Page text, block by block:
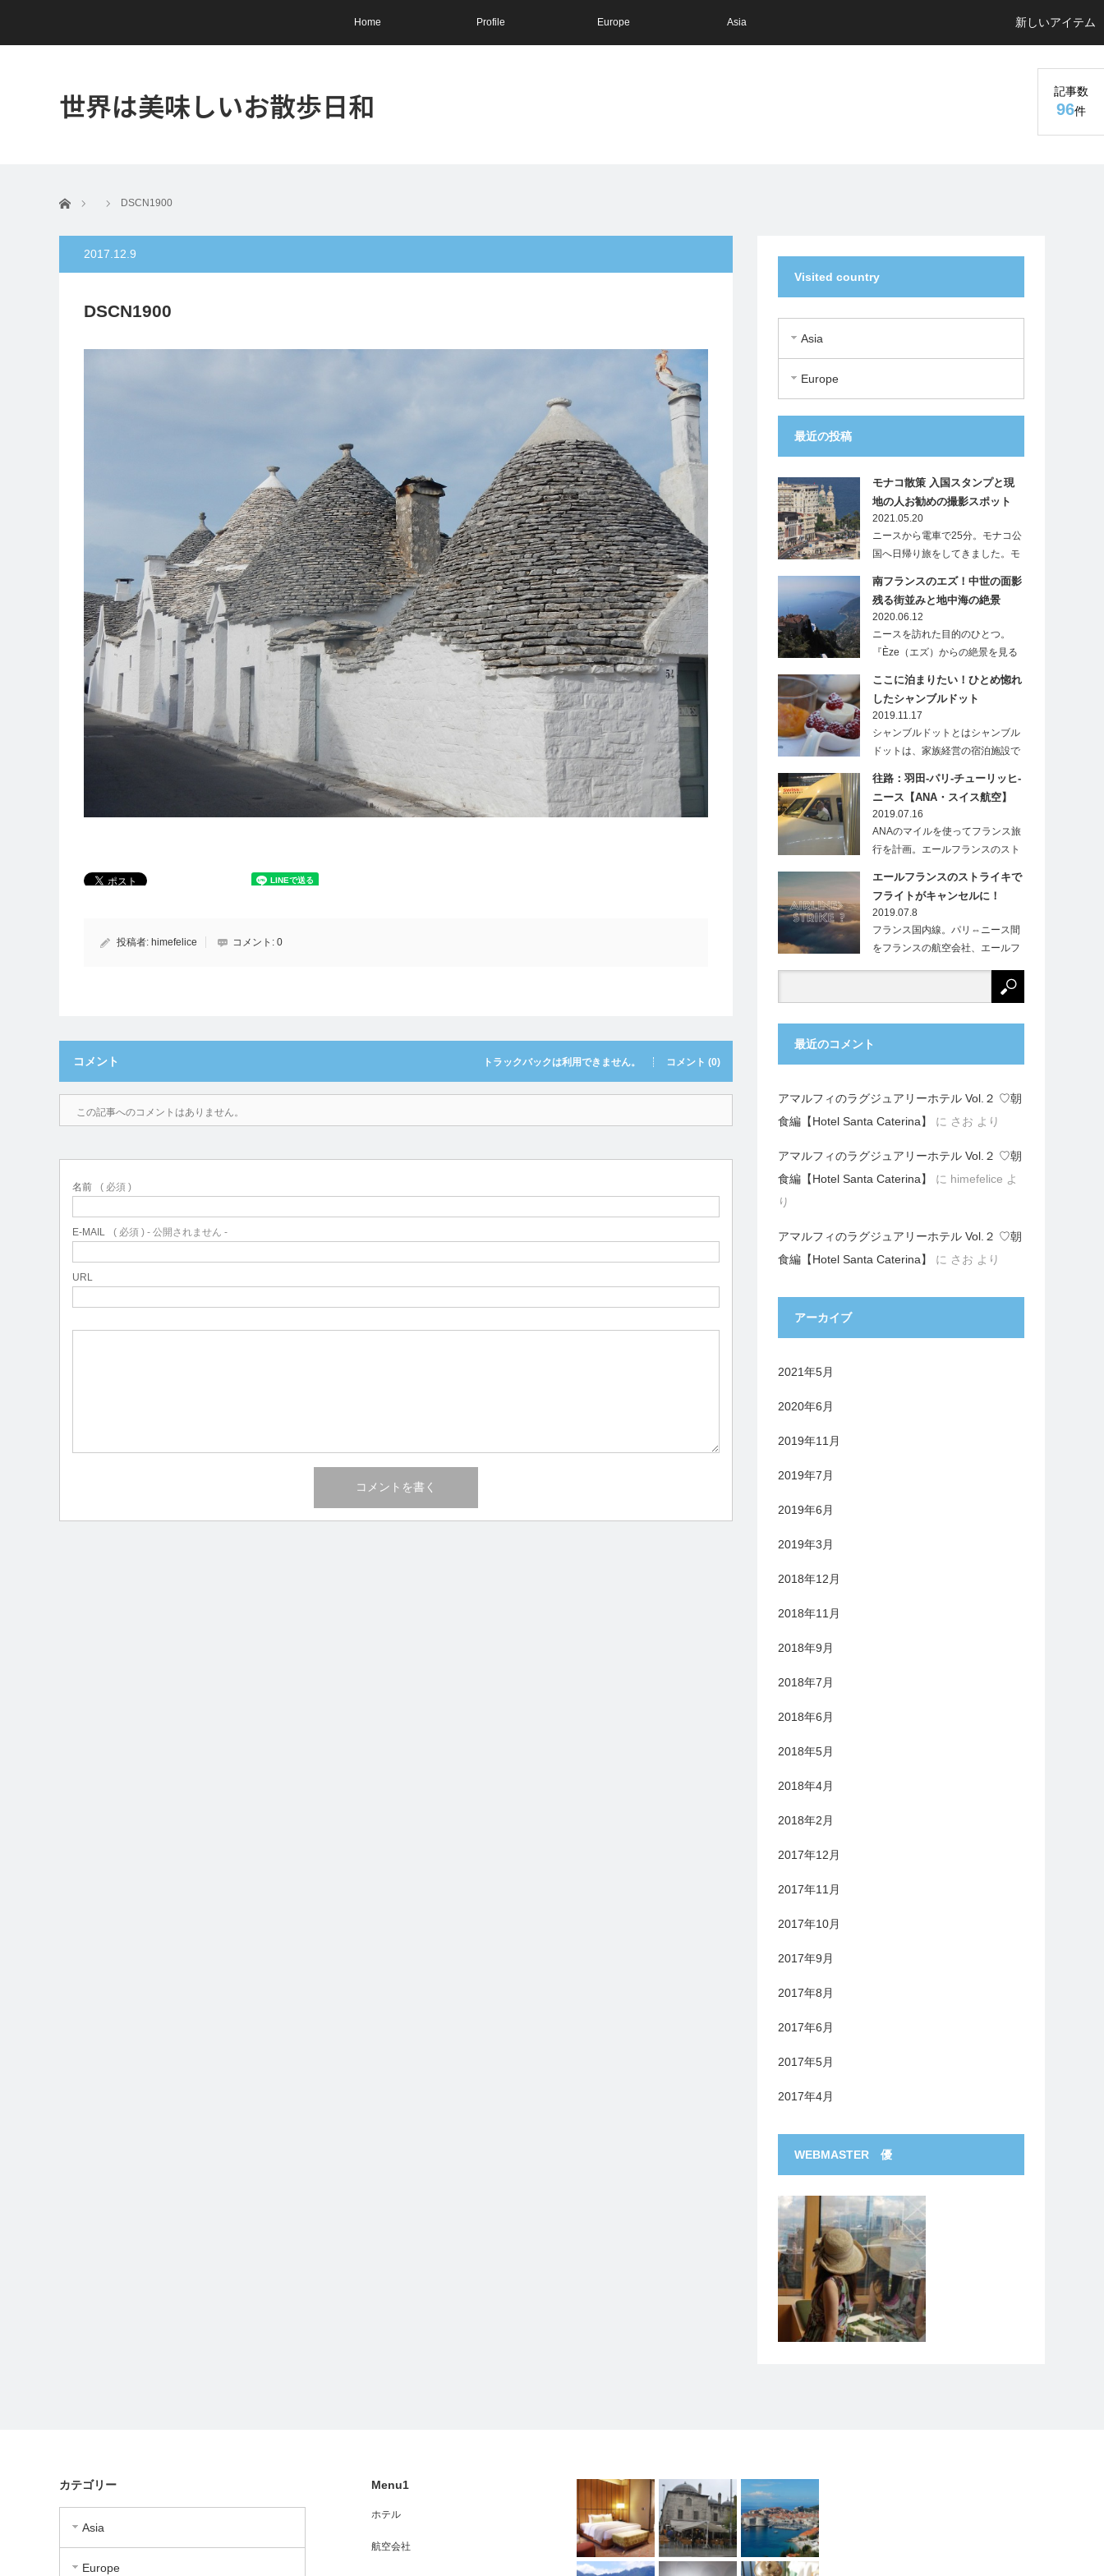
Home Profile Europe Asia 新しいアイテム
世界は美味しいお散歩日和 記事数
96件
ホーム DSCN1900
2017.12.9
DSCN1900
投稿者: himefelice コメント: 0
コメント トラックバックは利用できません。 コメント (0)
この記事へのコメントはありません。
名前 ( 必須 )
E-MAIL ( 必須 ) - 公開されません -
URL
Visited country
Asia
Europe
最近の投稿
モナコ散策 入国スタンプと現
地の人お勧めの撮影スポット
2021.05.20
ニースから電車で25分。モナコ公
国へ日帰り旅をしてきました。モ
南フランスのエズ！中世の面影
残る街並みと地中海の絶景
2020.06.12
ニースを訪れた目的のひとつ。
『Èze（エズ）からの絶景を見る
ここに泊まりたい！ひとめ惚れ
したシャンブルドット
2019.11.17
シャンブルドットとはシャンブル
ドットは、家族経営の宿泊施設で
往路：羽田-パリ-チューリッヒ-
ニース【ANA・スイス航空】
2019.07.16
ANAのマイルを使ってフランス旅
行を計画。エールフランスのスト
エールフランスのストライキで
フライトがキャンセルに！
2019.07.8
フランス国内線。パリ⇔ニース間
をフランスの航空会社、エールフ
最近のコメント
アマルフィのラグジュアリーホテル Vol.２ ♡朝
食編【Hotel Santa Caterina】
に さお より
アマルフィのラグジュアリーホテル Vol.２ ♡朝
食編【Hotel Santa Caterina】
に himefelice よ
り
アマルフィのラグジュアリーホテル Vol.２ ♡朝
食編【Hotel Santa Caterina】
に さお より
アーカイブ
2021年5月
2020年6月
2019年11月
2019年7月
2019年6月
2019年3月
2018年12月
2018年11月
2018年9月
2018年7月
2018年6月
2018年5月
2018年4月
2018年2月
2017年12月
2017年11月
2017年10月
2017年9月
2017年8月
2017年6月
2017年5月
2017年4月
WEBMASTER 優
カテゴリー
Asia
Europe
Menu1
ホテル
航空会社